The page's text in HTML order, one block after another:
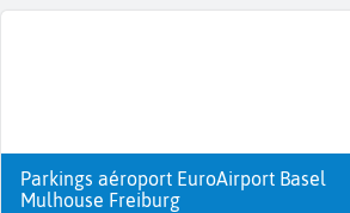
Parkings aéroport EuroAirport Basel
Mulhouse Freiburg